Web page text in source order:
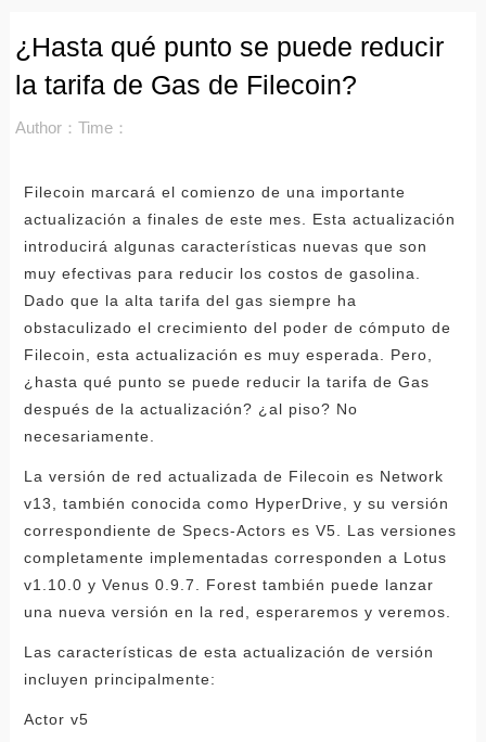
¿Hasta qué punto se puede reducir
la tarifa de Gas de Filecoin?
Author： Time：
Filecoin marcará el comienzo de una importante
actualización a finales de este mes. Esta actualización
introducirá algunas características nuevas que son
muy efectivas para reducir los costos de gasolina.
Dado que la alta tarifa del gas siempre ha
obstaculizado el crecimiento del poder de cómputo de
Filecoin, esta actualización es muy esperada. Pero,
¿hasta qué punto se puede reducir la tarifa de Gas
después de la actualización? ¿al piso? No
necesariamente.
La versión de red actualizada de Filecoin es Network
v13, también conocida como HyperDrive, y su versión
correspondiente de Specs-Actors es V5. Las versiones
completamente implementadas corresponden a Lotus
v1.10.0 y Venus 0.9.7. Forest también puede lanzar
una nueva versión en la red, esperaremos y veremos.
Las características de esta actualización de versión
incluyen principalmente:
Actor v5